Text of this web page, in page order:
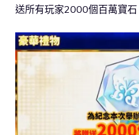
送所有玩家2000個百萬寶石